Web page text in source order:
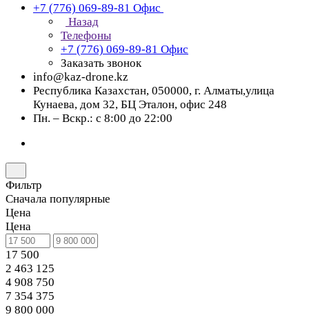
+7 (776) 069-89-81 Офис
Назад
Телефоны
+7 (776) 069-89-81 Офис
Заказать звонок
info@kaz-drone.kz
Республика Казахстан, 050000, г. Алматы,улица
Кунаева, дом 32, БЦ Эталон, офис 248
Пн. – Вскр.: с 8:00 до 22:00
Фильтр
Сначала популярные
Цена
Цена
17 500
2 463 125
4 908 750
7 354 375
9 800 000